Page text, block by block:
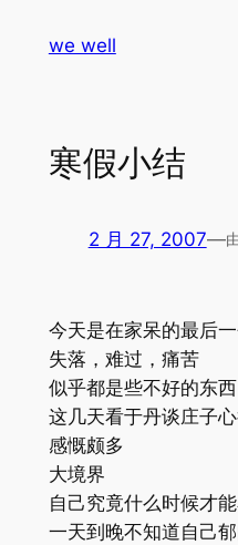
we well
寒假小结
2 月 27, 2007—
今天是在家呆的最后
失落，难过，痛苦
似乎都是些不好的东西
这几天看于丹谈庄子
感慨颇多
大境界
自己究竟什么时候才
一天到晚不知道自己